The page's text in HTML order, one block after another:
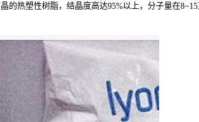
的热塑性树脂，结晶度高达95%以上，分子量在